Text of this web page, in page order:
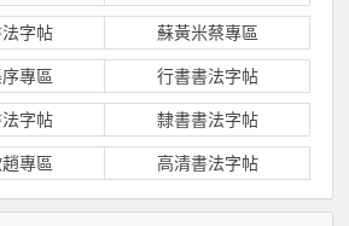
字帖 蘇黃米蔡專區
專區 行書書法字帖
字帖 隸書書法字帖
專區 高清書法字帖